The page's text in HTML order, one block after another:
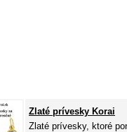
Zlaté prívesky Korai
Zlaté prívesky, ktoré